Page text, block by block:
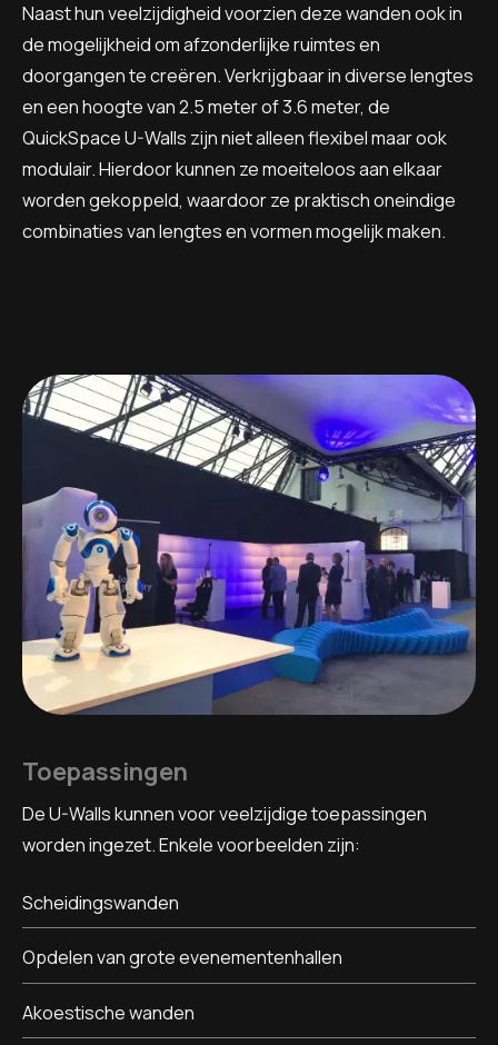
Naast hun veelzijdigheid voorzien deze wanden ook in
de mogelijkheid om afzonderlijke ruimtes en
doorgangen te creëren. Verkrijgbaar in diverse lengtes
en een hoogte van 2.5 meter of 3.6 meter, de
QuickSpace U-Walls zijn niet alleen flexibel maar ook
modulair. Hierdoor kunnen ze moeiteloos aan elkaar
worden gekoppeld, waardoor ze praktisch oneindige
combinaties van lengtes en vormen mogelijk maken.
Toepassingen
De U-Walls kunnen voor veelzijdige toepassingen
worden ingezet. Enkele voorbeelden zijn:
Scheidingswanden
Opdelen van grote evenementenhallen
Akoestische wanden